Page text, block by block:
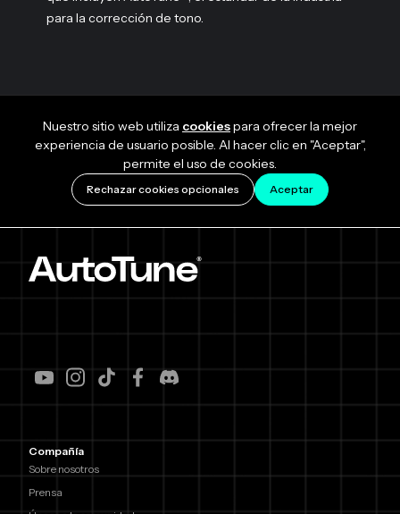
para la corrección de tono.
Nuestro sitio web utiliza cookiespara ofrecer la mejor
experiencia de usuario posible. Al hacer clic en "Aceptar",
permite el uso de cookies.
Rechazar cookies opcionales Aceptar
Compañía
Sobre nosotros
Prensa